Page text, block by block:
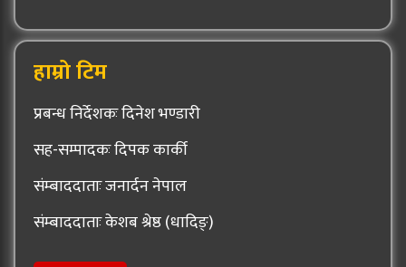
हाम्रो टिम
प्रबन्ध निर्देशकः दिनेश भण्डारी
सह-सम्पादकः दिपक कार्की
संम्बाददाताः जनार्दन नेपाल
संम्बाददाताः केशब श्रेष्ठ (धादिङ्)